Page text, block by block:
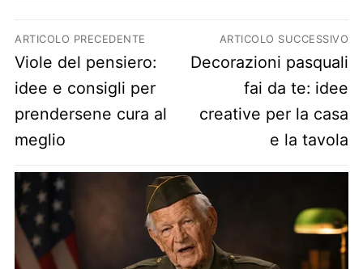
Navigazione articoli
ARTICOLO PRECEDENTE
Previous post:
Viole del pensiero:
idee e consigli per
prendersene cura al
meglio
ARTICOLO SUCCESSIVO
Next post:
Decorazioni pasquali
fai da te: idee
creative per la casa
e la tavola